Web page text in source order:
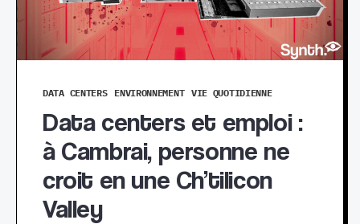
DATA CENTERS ENVIRONNEMENT VIE QUOTIDIENNE
Data centers et emploi :
à Cambrai, personne ne
croit en une Ch’tilicon
Valley